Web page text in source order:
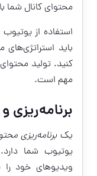
محتوای کانال شما
استفاده از
باید
کنید. تولید
مهم است.
برنامه‌ریزی
یک برنامه‌ریزی
یوتیوب شما
ویدیوهای خود